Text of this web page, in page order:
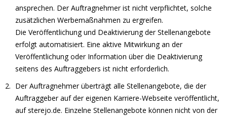
ansprechen. Der Auftragnehmer ist nicht verpflichtet, solche
zusätzlichen Werbemaßnahmen zu ergreifen.
Die Veröffentlichung und Deaktivierung der Stellenangebote
erfolgt automatisiert. Eine aktive Mitwirkung an der
Veröffentlichung oder Information über die Deaktivierung
seitens des Auftraggebers ist nicht erforderlich.
Der Auftragnehmer überträgt alle Stellenangebote, die der
Auftraggeber auf der eigenen Karriere-Webseite veröffentlicht,
auf sterejo.de. Einzelne Stellenangebote können nicht von der